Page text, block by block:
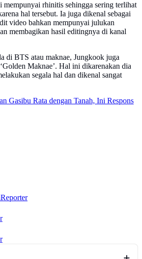
mempunyai rhinitis sehingga sering terlihat
hal tersebut. Ia juga dikenal sebagai
video bahkan mempunyai julukan
membagikan hasil editingnya di kanal
di BTS atau maknae, Jungkook juga
Maknae’. Hal ini dikarenakan dia
segala hal dan dikenal sangat
Gasibu Rata dengan Tanah, Ini Respons
Reporter